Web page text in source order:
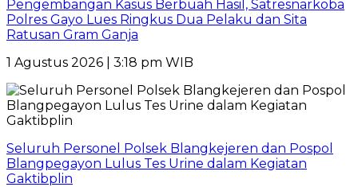
Pengembangan Kasus Berbuah Hasil, Satresnarkoba
Polres Gayo Lues Ringkus Dua Pelaku dan Sita
Ratusan Gram Ganja
1 Agustus 2026 | 3:18 pm WIB
Seluruh Personel Polsek Blangkejeren dan Pospol
Blangpegayon Lulus Tes Urine dalam Kegiatan
Gaktibplin